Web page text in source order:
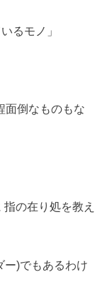
るモノ」
面倒なものもな
の在り処を教え
ー)でもあるわけ